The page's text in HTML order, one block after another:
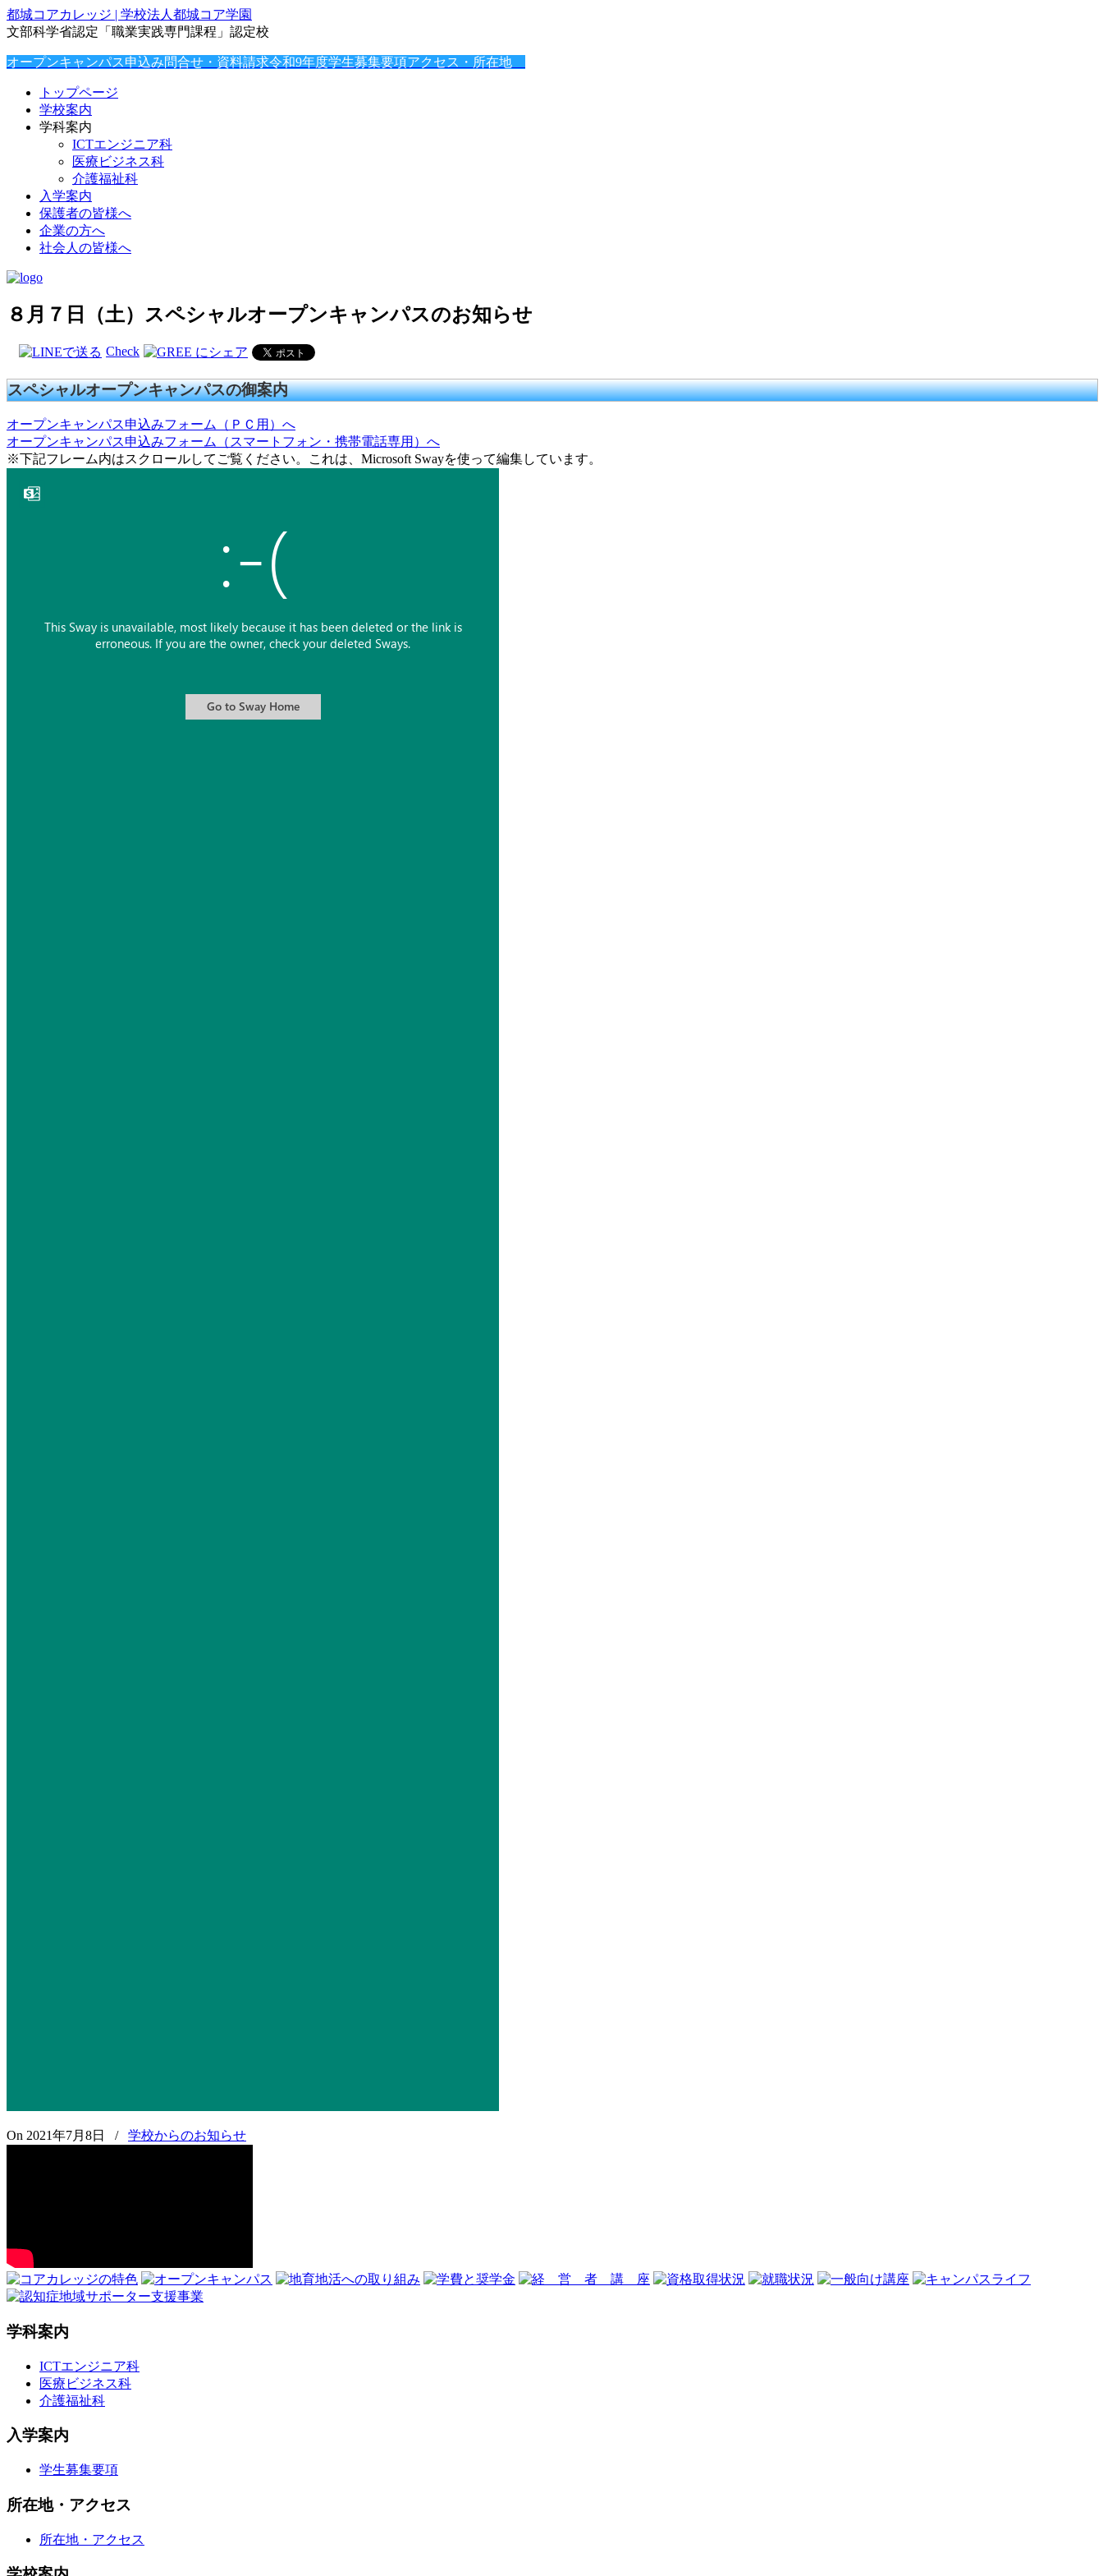
都城コアカレッジ | 学校法人都城コア学園
文部科学省認定「職業実践専門課程」認定校
オープンキャンパス申込み問合せ・資料請求令和9年度学生募集要項アクセス・所在地
トップページ
学校案内
学科案内
ICTエンジニア科
医療ビジネス科
介護福祉科
入学案内
保護者の皆様へ
企業の方へ
社会人の皆様へ
８月７日（土）スペシャルオープンキャンパスのお知らせ
Check
スペシャルオープンキャンパスの御案内
オープンキャンパス申込みフォーム（ＰＣ用）へ
オープンキャンパス申込みフォーム（スマートフォン・携帯電話専用）へ
※下記フレーム内はスクロールしてご覧ください。これは、Microsoft Swayを使って編集しています。
On 2021年7月8日 / 学校からのお知らせ
学科案内
ICTエンジニア科
医療ビジネス科
介護福祉科
入学案内
学生募集要項
所在地・アクセス
所在地・アクセス